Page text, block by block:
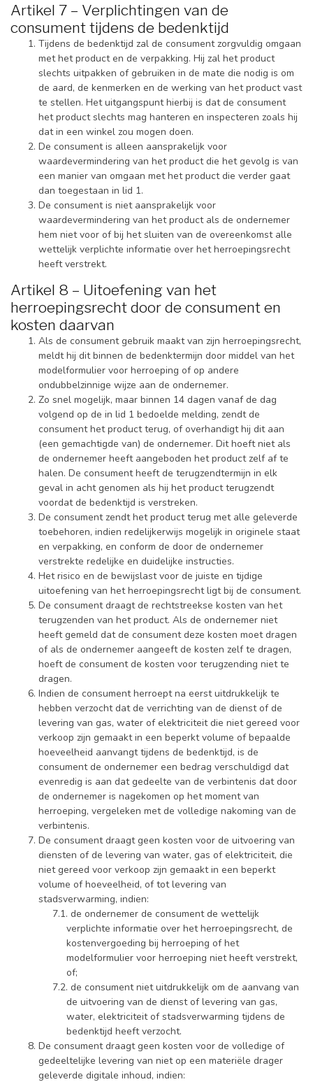
Artikel 7 – Verplichtingen van de
consument tijdens de bedenktijd
Tijdens de bedenktijd zal de consument zorgvuldig omgaan
met het product en de verpakking. Hij zal het product
slechts uitpakken of gebruiken in de mate die nodig is om
de aard, de kenmerken en de werking van het product vast
te stellen. Het uitgangspunt hierbij is dat de consument
het product slechts mag hanteren en inspecteren zoals hij
dat in een winkel zou mogen doen.
De consument is alleen aansprakelijk voor
waardevermindering van het product die het gevolg is van
een manier van omgaan met het product die verder gaat
dan toegestaan in lid 1.
De consument is niet aansprakelijk voor
waardevermindering van het product als de ondernemer
hem niet voor of bij het sluiten van de overeenkomst alle
wettelijk verplichte informatie over het herroepingsrecht
heeft verstrekt.
Artikel 8 – Uitoefening van het
herroepingsrecht door de consument en
kosten daarvan
Als de consument gebruik maakt van zijn herroepingsrecht,
meldt hij dit binnen de bedenktermijn door middel van het
modelformulier voor herroeping of op andere
ondubbelzinnige wijze aan de ondernemer.
Zo snel mogelijk, maar binnen 14 dagen vanaf de dag
volgend op de in lid 1 bedoelde melding, zendt de
consument het product terug, of overhandigt hij dit aan
(een gemachtigde van) de ondernemer. Dit hoeft niet als
de ondernemer heeft aangeboden het product zelf af te
halen. De consument heeft de terugzendtermijn in elk
geval in acht genomen als hij het product terugzendt
voordat de bedenktijd is verstreken.
De consument zendt het product terug met alle geleverde
toebehoren, indien redelijkerwijs mogelijk in originele staat
en verpakking, en conform de door de ondernemer
verstrekte redelijke en duidelijke instructies.
Het risico en de bewijslast voor de juiste en tijdige
uitoefening van het herroepingsrecht ligt bij de consument.
De consument draagt de rechtstreekse kosten van het
terugzenden van het product. Als de ondernemer niet
heeft gemeld dat de consument deze kosten moet dragen
of als de ondernemer aangeeft de kosten zelf te dragen,
hoeft de consument de kosten voor terugzending niet te
dragen.
Indien de consument herroept na eerst uitdrukkelijk te
hebben verzocht dat de verrichting van de dienst of de
levering van gas, water of elektriciteit die niet gereed voor
verkoop zijn gemaakt in een beperkt volume of bepaalde
hoeveelheid aanvangt tijdens de bedenktijd, is de
consument de ondernemer een bedrag verschuldigd dat
evenredig is aan dat gedeelte van de verbintenis dat door
de ondernemer is nagekomen op het moment van
herroeping, vergeleken met de volledige nakoming van de
verbintenis.
De consument draagt geen kosten voor de uitvoering van
diensten of de levering van water, gas of elektriciteit, die
niet gereed voor verkoop zijn gemaakt in een beperkt
volume of hoeveelheid, of tot levering van
stadsverwarming, indien:
de ondernemer de consument de wettelijk
verplichte informatie over het herroepingsrecht, de
kostenvergoeding bij herroeping of het
modelformulier voor herroeping niet heeft verstrekt,
of;
de consument niet uitdrukkelijk om de aanvang van
de uitvoering van de dienst of levering van gas,
water, elektriciteit of stadsverwarming tijdens de
bedenktijd heeft verzocht.
De consument draagt geen kosten voor de volledige of
gedeeltelijke levering van niet op een materiële drager
geleverde digitale inhoud, indien: